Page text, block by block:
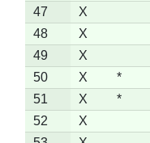
47
X
48
X
49
X
50
X *
51
X *
52
X